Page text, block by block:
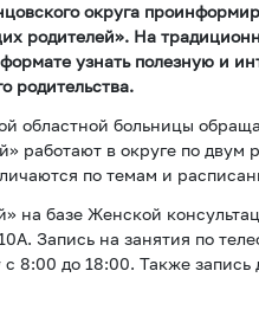
округа
родителей». На
узнать полезную и
родительства.
областной больницы
работают в округе по двум
по темам и
на базе Женской
Запись на занятия по
8:00 до 18:00. Также запись